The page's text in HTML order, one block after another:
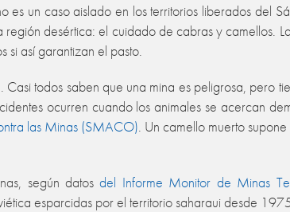
es un caso aislado en los territorios liberados del
región desértica: el cuidado de cabras y camellos.
si así garantizan el pasto.
Casi todos saben que una mina es peligrosa, pero
ocurren cuando los animales se acercan
las Minas (SMACO). Un camello muerto
según datosdel Informe Monitor de Minas
esparcidas por el territorio saharaui desde